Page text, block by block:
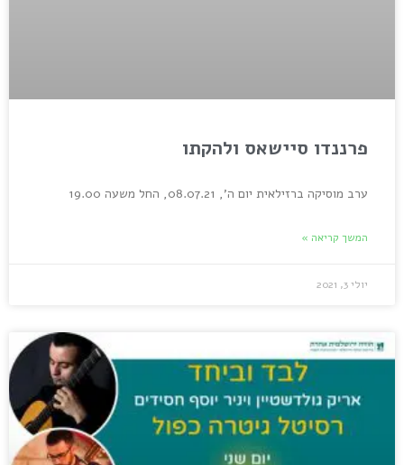
פרננדו סיישאס ולהקתו
ערב מוסיקה ברזילאית יום ה', 08.07.21, החל משעה 19.00
המשך קריאה »
יולי 3, 2021